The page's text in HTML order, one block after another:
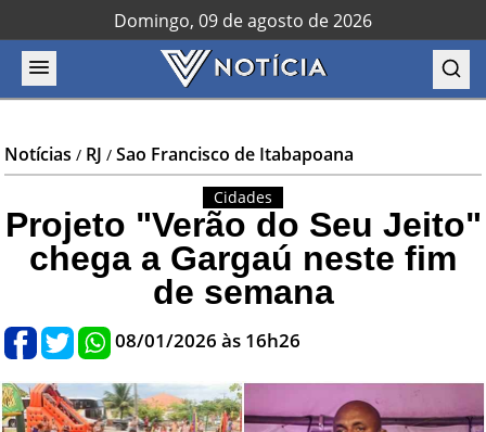
Domingo, 09 de agosto de 2026
Notícias / RJ /Sao Francisco de Itabapoana
Cidades
Projeto "Verão do Seu Jeito"
chega a Gargaú neste fim
de semana
08/01/2026 às 16h26